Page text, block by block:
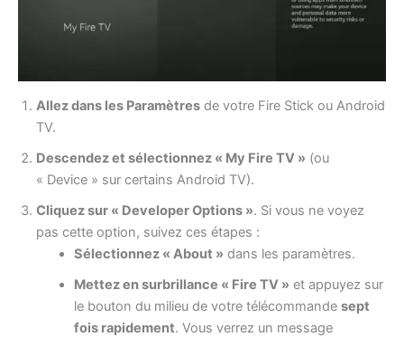
Allez dans les Paramètres de votre Fire Stick ou Android
TV.
Descendez et sélectionnez « My Fire TV » (ou
« Device » sur certains Android TV).
Cliquez sur « Developer Options ». Si vous ne voyez
pas cette option, suivez ces étapes :
Sélectionnez « About » dans les paramètres.
Mettez en surbrillance « Fire TV » et appuyez sur
le bouton du milieu de votre télécommande sept
fois rapidement. Vous verrez un message